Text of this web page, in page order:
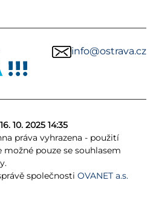
info@ostrava.cz
10. 2025 14:35
práva vyhrazena - použití
pouze se souhlasem
společnosti OVANET a.s.